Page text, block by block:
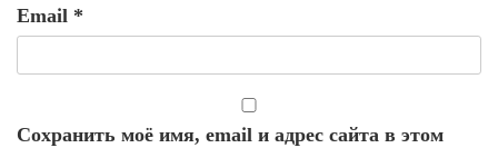
Email *
Сохранить моё имя, email и адрес сайта в этом